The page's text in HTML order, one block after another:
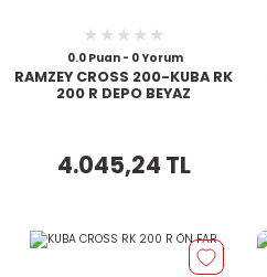
0.0 Puan - 0 Yorum
RAMZEY CROSS 200-KUBA RK
200 R DEPO BEYAZ
4.045,24 TL